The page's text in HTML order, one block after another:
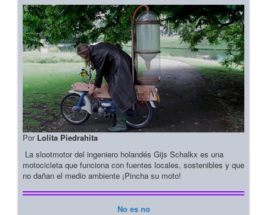
Por Lolita Piedrahita
La slootmotor del ingeniero holandés Gijs Schalkx es una
motocicleta que funciona con fuentes locales, sostenibles y que
no dañan el medio ambiente ¡Pincha su moto!
No es no